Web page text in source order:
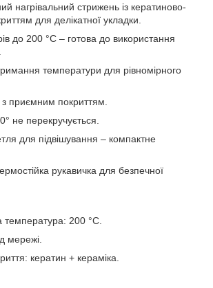
нагрівальний стрижень із кератиново-
для делікатної укладки.
до 200 °C – готова до використання
температури для рівномірного
приємним покриттям.
не перекручується.
для підвішування – компактне
рукавичка для безпечної
200 °C.
мережі.
кератин + кераміка.